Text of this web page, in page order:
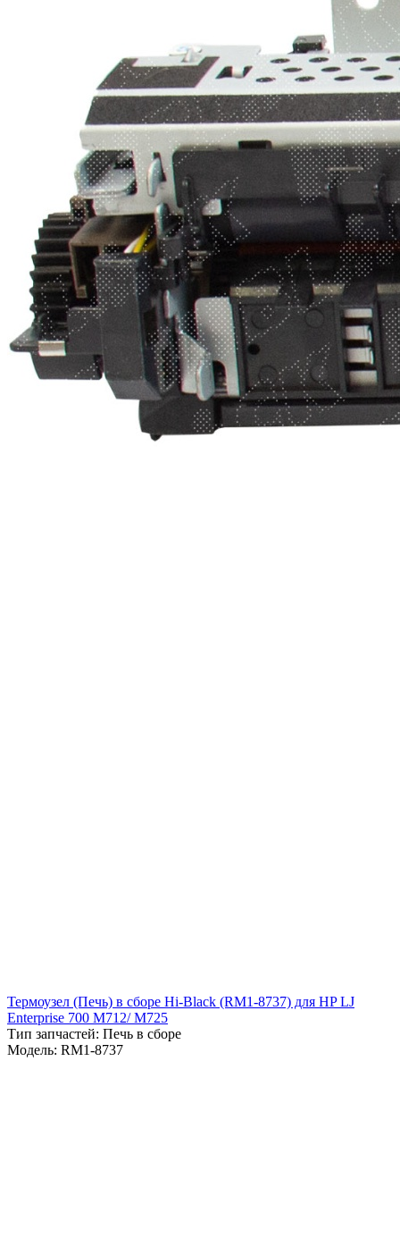
Термоузел (Печь) в сборе Hi-Black (RM1-8737) для HP LJ
Enterprise 700 M712/ M725
Тип запчастей: Печь в сборе
Модель: RM1-8737